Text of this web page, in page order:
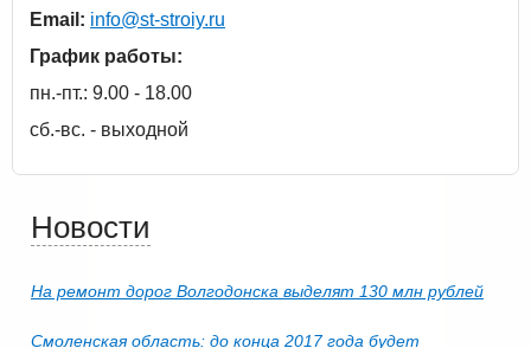
Email: info@st-stroiy.ru
График работы:
пн.-пт.: 9.00 - 18.00
сб.-вс. - выходной
Новости
На ремонт дорог Волгодонска выделят 130 млн рублей
Смоленская область: до конца 2017 года будет